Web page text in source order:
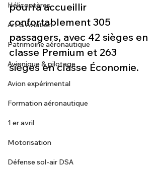
Hélicoptères
Art & Aviation
Patrimoine aéronautique
Avionique & pilotage
Avion expérimental
Formation aéronautique
1 er avril
Motorisation
Défense sol-air DSA
pourra accueillir
confortablement 305
passagers, avec 42 sièges en
classe Premium et 263
sièges en classe Économie.